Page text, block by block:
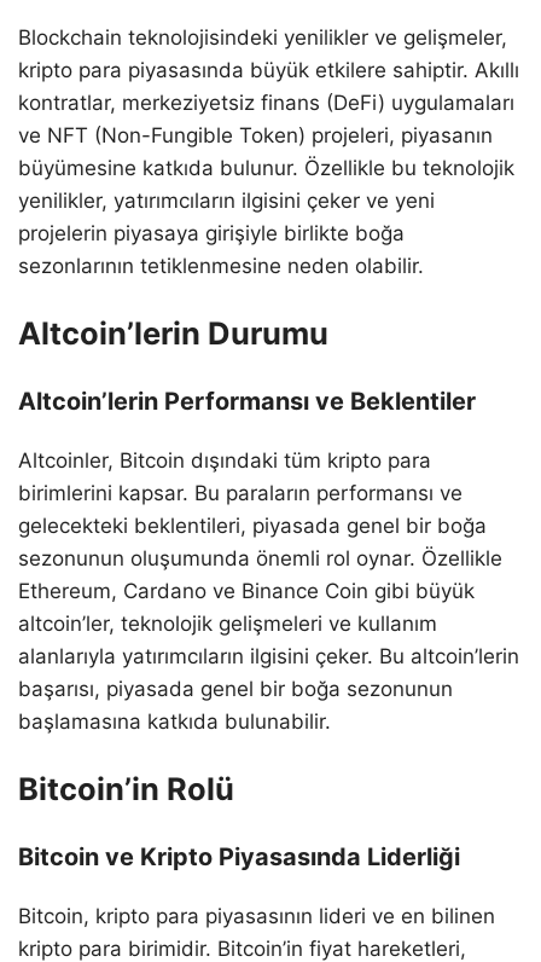
Blockchain teknolojisindeki yenilikler ve gelişmeler,
kripto para piyasasında büyük etkilere sahiptir. Akıllı
kontratlar, merkeziyetsiz finans (DeFi) uygulamaları
ve NFT (Non-Fungible Token) projeleri, piyasanın
büyümesine katkıda bulunur. Özellikle bu teknolojik
yenilikler, yatırımcıların ilgisini çeker ve yeni
projelerin piyasaya girişiyle birlikte boğa
sezonlarının tetiklenmesine neden olabilir.
Altcoin’lerin Durumu
Altcoin’lerin Performansı ve Beklentiler
Altcoinler, Bitcoin dışındaki tüm kripto para
birimlerini kapsar. Bu paraların performansı ve
gelecekteki beklentileri, piyasada genel bir boğa
sezonunun oluşumunda önemli rol oynar. Özellikle
Ethereum, Cardano ve Binance Coin gibi büyük
altcoin’ler, teknolojik gelişmeleri ve kullanım
alanlarıyla yatırımcıların ilgisini çeker. Bu altcoin’lerin
başarısı, piyasada genel bir boğa sezonunun
başlamasına katkıda bulunabilir.
Bitcoin’in Rolü
Bitcoin ve Kripto Piyasasında Liderliği
Bitcoin, kripto para piyasasının lideri ve en bilinen
kripto para birimidir. Bitcoin’in fiyat hareketleri,